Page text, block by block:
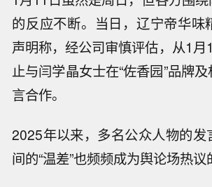
的反应不断。当日，辽宁帝华味
声明称，经公司审慎评估，从1
止与闫学晶女士在“佐香园”品牌
言合作。
2025年以来，多名公众人物的发
间的“温差”也频频成为舆论场热议